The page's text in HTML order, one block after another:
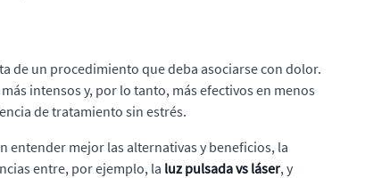
de un procedimiento que deba asociarse con dolor.
intensos y, por lo tanto, más efectivos en menos
de tratamiento sin estrés.
entender mejor las alternativas y beneficios, la
entre, por ejemplo, la luz pulsada vs láser, y